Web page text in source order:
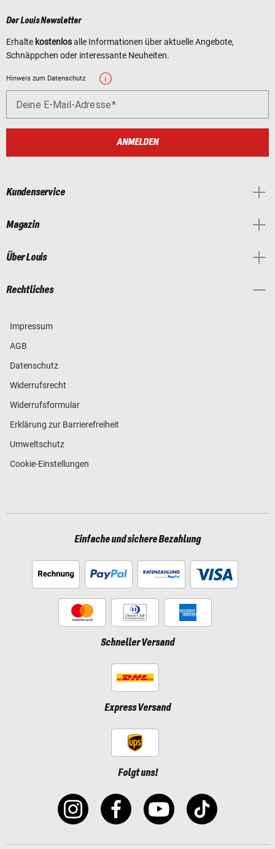
Der Louis Newsletter
Erhalte kostenlosalle Informationen über aktuelle Angebote,
Schnäppchen oder interessante Neuheiten.
Hinweis zum Datenschutz
Deine E-Mail-Adresse
ANMELDEN
Kundenservice
Magazin
Über Louis
Rechtliches
Impressum
AGB
Datenschutz
Widerrufsrecht
Widerrufsformular
Erklärung zur Barrierefreiheit
Umweltschutz
Cookie-Einstellungen
Einfache und sichere Bezahlung
Schneller Versand
Express Versand
Folgt uns!